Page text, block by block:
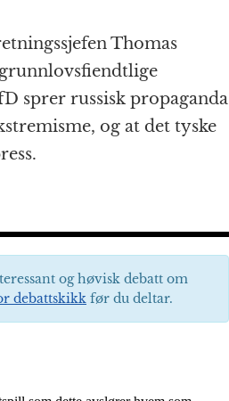
Thomas
sprer russisk propaganda
og at det tyske
og høvisk debatt om
debattskikk før du deltar.